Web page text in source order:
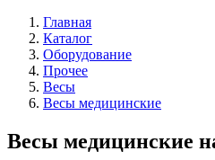
Главная
Каталог
Оборудование
Прочее
Весы
Весы медицинские
Весы медицинские